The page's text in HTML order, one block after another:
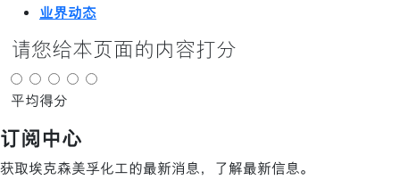
业界动态
请您给本页面的内容打分
平均得分
订阅中心
获取埃克森美孚化工的最新消息，了解最新信息。